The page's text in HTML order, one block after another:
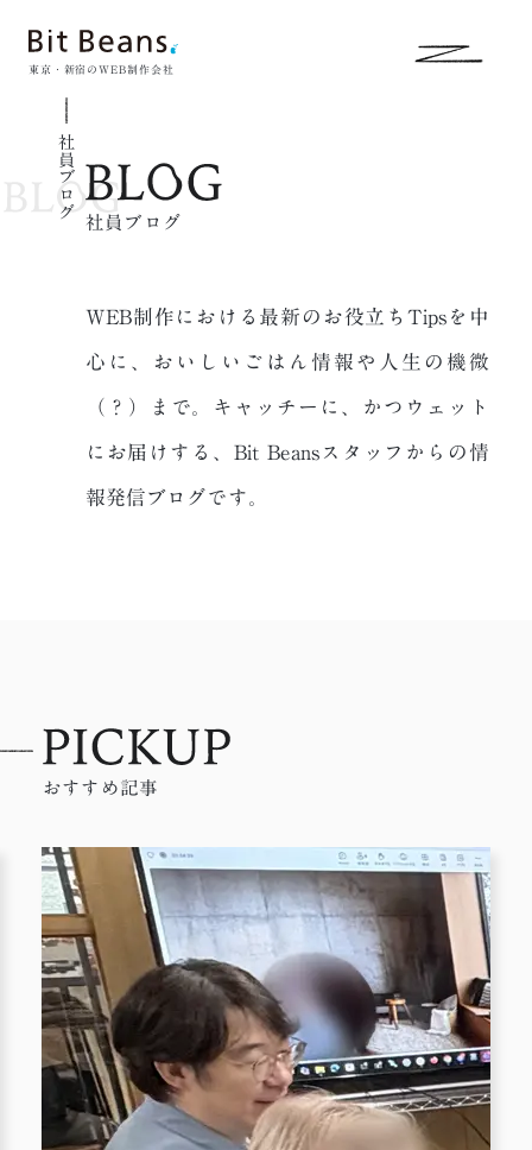
東京・新宿のWEB制作会社
社員ブログ
社員ブログ
WEB制作における最新のお役立ちTipsを中
心に、おいしいごはん情報や人生の 機微
（？）まで。キャッチーに、かつウェット
にお届けする、Bit Beansスタッフからの情
報発信ブログです。
おすすめ記事